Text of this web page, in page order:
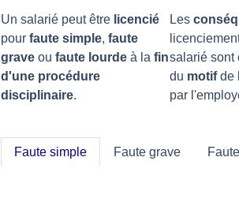
Un salarié peut être licencié
pour faute simple, faute
graveou faute lourdeà la fin
d'une procédure
disciplinaire.
Les
salarié sont
du motifde
par
Faute simple Faute grave